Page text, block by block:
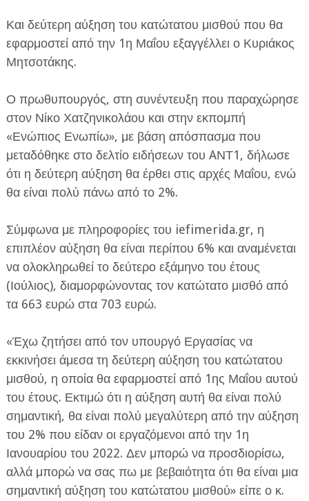
ΕΦΗΜΕΡΙΔΑ Η ΠΑΡΓΑ
ΠΛΗΡΟΦΟΡΙΕΣ
Και δεύτερη αύξηση του κατώτατου μισθού που θα
εφαρμοστεί από την 1η Μαΐου εξαγγέλλει ο Κυριάκος
Μητσοτάκης.
Ο πρωθυπουργός, στη συνέντευξη που παραχώρησε
στον Νίκο Χατζηνικολάου και στην εκπομπή
«Ενώπιος Ενωπίω», με βάση απόσπασμα που
μεταδόθηκε στο δελτίο ειδήσεων του AΝΤ1, δήλωσε
ότι η δεύτερη αύξηση θα έρθει στις αρχές Μαΐου, ενώ
θα είναι πολύ πάνω από το 2%.
Σύμφωνα με πληροφορίες του iefimerida.gr, η
επιπλέον αύξηση θα είναι περίπου 6% και αναμένεται
να ολοκληρωθεί το δεύτερο εξάμηνο του έτους
(Ιούλιος), διαμορφώνοντας τον κατώτατο μισθό από
τα 663 ευρώ στα 703 ευρώ.
«Έχω ζητήσει από τον υπουργό Εργασίας να
εκκινήσει άμεσα τη δεύτερη αύξηση του κατώτατου
μισθού, η οποία θα εφαρμοστεί από 1ης Μαΐου αυτού
του έτους. Εκτιμώ ότι η αύξηση αυτή θα είναι πολύ
σημαντική, θα είναι πολύ μεγαλύτερη από την αύξηση
του 2% που είδαν οι εργαζόμενοι από την 1η
Ιανουαρίου του 2022. Δεν μπορώ να προσδιορίσω,
αλλά μπορώ να σας πω με βεβαιότητα ότι θα είναι μια
σημαντική αύξηση του κατώτατου μισθού» είπε ο κ.